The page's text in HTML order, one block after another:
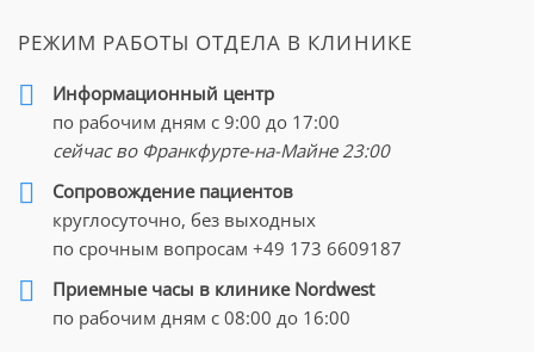
становятся перегрузки, неправильное выполнение
физических упражнений, в том числе, с тяжелым весом,
а также перетруженность коленей, их износ,
вызванный возрастными изменениями либо
развитием сопутствующих
которые успешно лечат в Германии.
На сегодняшний день можно выделить два основных
вида травм коленного сустава: разрыв мениска и
РЕЖИМ РАБОТЫ ОТДЕЛА В КЛИНИКЕ
Информационный центр
по рабочим дням с 9:00 до 17:00
сейчас во Франкфурте-на-Майне 23:00
Cопровождение пациентов
круглосуточно, без выходных
по срочным вопросам +49 173 6609187
Приемные часы в клинике Nordwest
по рабочим дням с 08:00 до 16:00